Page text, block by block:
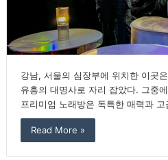
강남, 서울의 심장부에 위치한 이곳
유흥의 대명사로 자리 잡았다. 그중
프리미엄 노래방은 독특한 매력과
Read More »